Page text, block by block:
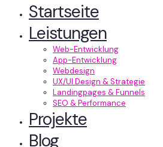
Startseite
Leistungen
Web-Entwicklung
App-Entwicklung
Webdesign
UX/UI Design & Strategie
Landingpages & Funnels
SEO & Performance
Projekte
Blog